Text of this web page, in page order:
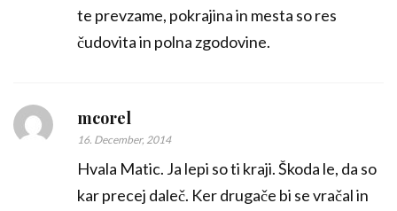
te prevzame, pokrajina in mesta so res
čudovita in polna zgodovine.
mcorel
16. December, 2014
Hvala Matic. Ja lepi so ti kraji. Škoda le, da so
kar precej daleč. Ker drugače bi se vračal in